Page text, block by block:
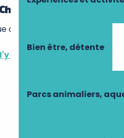
Bien être, détente
Parcs animaliers,
de l'Ecluse, 37150
rendre